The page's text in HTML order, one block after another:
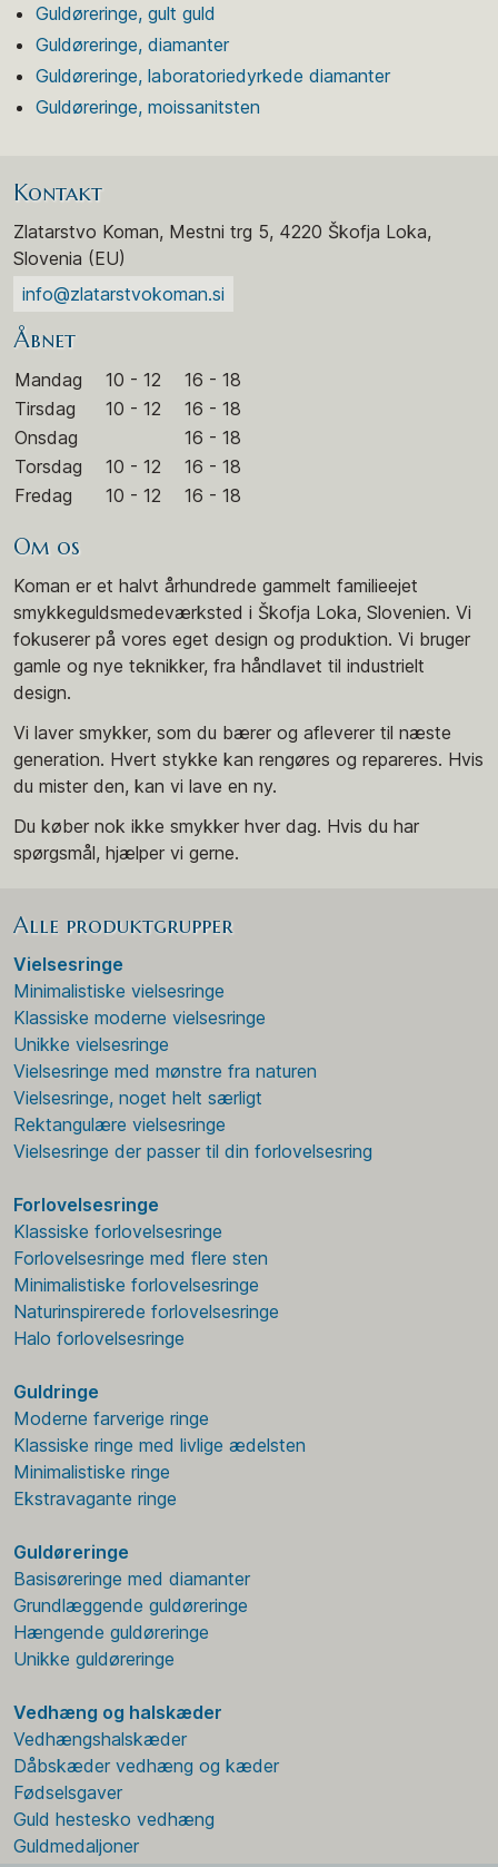
Guldøreringe, gult guld
Guldøreringe, diamanter
Guldøreringe, laboratoriedyrkede diamanter
Guldøreringe, moissanitsten
Kontakt
Zlatarstvo Koman, Mestni trg 5, 4220 Škofja Loka,
Slovenia (EU)
info@zlatarstvokoman.si
Åbnet
Mandag 10 - 12
16 - 18
Tirsdag
10 - 12
16 - 18
Onsdag
16 - 18
Torsdag
10 - 12
16 - 18
Fredag
10 - 12 16 - 18
Om os
Koman er et halvt århundrede gammelt familieejet
smykkeguldsmedeværksted i Škofja Loka, Slovenien. Vi
fokuserer på vores eget design og produktion. Vi bruger
gamle og nye teknikker, fra håndlavet til industrielt
design.
Vi laver smykker, som du bærer og afleverer til næste
generation. Hvert stykke kan rengøres og repareres. Hvis
du mister den, kan vi lave en ny.
Du køber nok ikke smykker hver dag. Hvis du har
spørgsmål, hjælper vi gerne.
Alle produktgrupper
Vielsesringe
Minimalistiske vielsesringe
Klassiske moderne vielsesringe
Unikke vielsesringe
Vielsesringe med mønstre fra naturen
Vielsesringe, noget helt særligt
Rektangulære vielsesringe
Vielsesringe der passer til din forlovelsesring
Forlovelsesringe
Klassiske forlovelsesringe
Forlovelsesringe med flere sten
Minimalistiske forlovelsesringe
Naturinspirerede forlovelsesringe
Halo forlovelsesringe
Guldringe
Moderne farverige ringe
Klassiske ringe med livlige ædelsten
Minimalistiske ringe
Ekstravagante ringe
Guldøreringe
Basisøreringe med diamanter
Grundlæggende guldøreringe
Hængende guldøreringe
Unikke guldøreringe
Vedhæng og halskæder
Vedhængshalskæder
Dåbskæder vedhæng og kæder
Fødselsgaver
Guld hestesko vedhæng
Guldmedaljoner